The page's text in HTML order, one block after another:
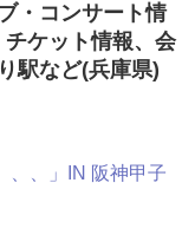
・コンサート情
ケット情報、会
駅など(兵庫県)
、、」IN 阪神甲子